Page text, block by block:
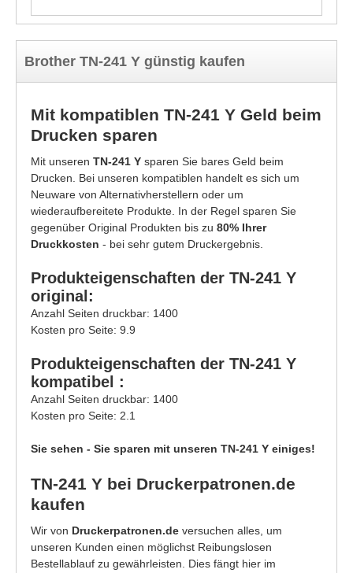
Brother TN-241 Y günstig kaufen
Mit kompatiblen TN-241 Y Geld beim
Drucken sparen
Mit unseren TN-241 Y sparen Sie bares Geld beim
Drucken. Bei unseren kompatiblen handelt es sich um
Neuware von Alternativherstellern oder um
wiederaufbereitete Produkte. In der Regel sparen Sie
gegenüber Original Produkten bis zu 80% Ihrer
Druckkosten - bei sehr gutem Druckergebnis.
Produkteigenschaften der TN-241 Y
original:
Anzahl Seiten druckbar: 1400
Kosten pro Seite: 9.9
Produkteigenschaften der TN-241 Y
kompatibel :
Anzahl Seiten druckbar: 1400
Kosten pro Seite: 2.1
Sie sehen - Sie sparen mit unseren TN-241 Y einiges!
TN-241 Y bei Druckerpatronen.de
kaufen
Wir von Druckerpatronen.de versuchen alles, um
unseren Kunden einen möglichst Reibungslosen
Bestellablauf zu gewährleisten. Dies fängt hier im